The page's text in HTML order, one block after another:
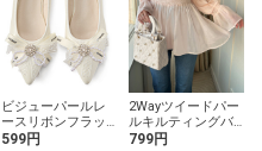
ビジューパールレ
ースリボンフラッ
トシューズ
599円
2Wayツイードパー
ルキルティングバ
ッグ
799円